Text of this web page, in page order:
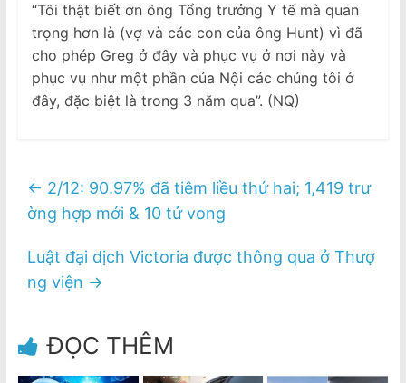
“Tôi thật biết ơn ông Tổng trưởng Y tế mà quan
trọng hơn là (vợ và các con của ông Hunt) vì đã
cho phép Greg ở đây và phục vụ ở nơi này và
phục vụ như một phần của Nội các chúng tôi ở
đây, đặc biệt là trong 3 năm qua”. (NQ)
← 2/12: 90.97% đã tiêm liều thứ hai; 1,419 trư
ờng hợp mới & 10 tử vong
Luật đại dịch Victoria được thông qua ở Thượ
ng viện →
ĐỌC THÊM